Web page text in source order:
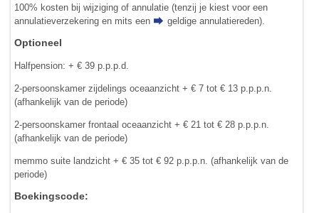
100% kosten bij wijziging of annulatie (tenzij je kiest voor een
annulatieverzekering en mits een
geldige annulatiereden).
Optioneel
Halfpension: + € 39 p.p.p.d.
2-persoonskamer zijdelings oceaanzicht + € 7 tot € 13 p.p.p.n.
(afhankelijk van de periode)
2-persoonskamer frontaal oceaanzicht + € 21 tot € 28 p.p.p.n.
(afhankelijk van de periode)
memmo suite landzicht + € 35 tot € 92 p.p.p.n. (afhankelijk van de
periode)
Boekingscode: